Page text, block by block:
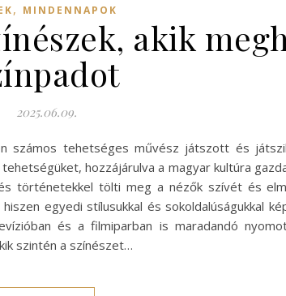
, MINDENNAPOK
akik
2025.06.09.
számos tehetséges művész játszott és
hozzájárulva a magyar kultúra
történetekkel tölti meg a nézők szívét és
egyedi stílusukkal és sokoldalúságukkal
és a filmiparban is maradandó
szintén a színészet…